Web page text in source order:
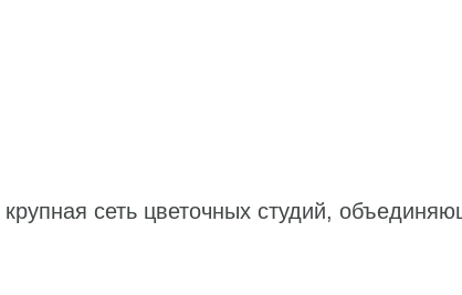
крупная сеть цветочных студий,